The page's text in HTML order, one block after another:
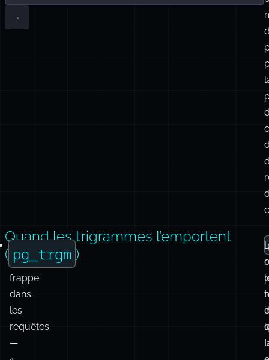
-- Requête
FROM
postgres &
Fautes
de
Quand les trigrammes l’emportent
pg_trgm